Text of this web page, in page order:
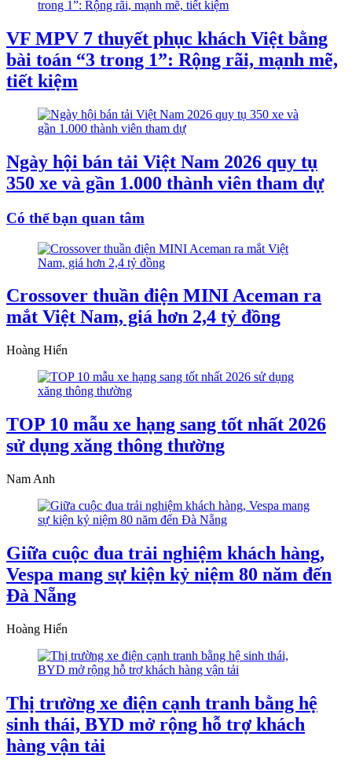
VF MPV 7 thuyết phục khách Việt bằng
bài toán “3 trong 1”: Rộng rãi, mạnh mẽ,
tiết kiệm
Ngày hội bán tải Việt Nam 2026 quy tụ
350 xe và gần 1.000 thành viên tham dự
Có thể bạn quan tâm
Crossover thuần điện MINI Aceman ra
mắt Việt Nam, giá hơn 2,4 tỷ đồng
Hoàng Hiển
TOP 10 mẫu xe hạng sang tốt nhất 2026
sử dụng xăng thông thường
Nam Anh
Giữa cuộc đua trải nghiệm khách hàng,
Vespa mang sự kiện kỷ niệm 80 năm đến
Đà Nẵng
Hoàng Hiển
Thị trường xe điện cạnh tranh bằng hệ
sinh thái, BYD mở rộng hỗ trợ khách
hàng vận tải